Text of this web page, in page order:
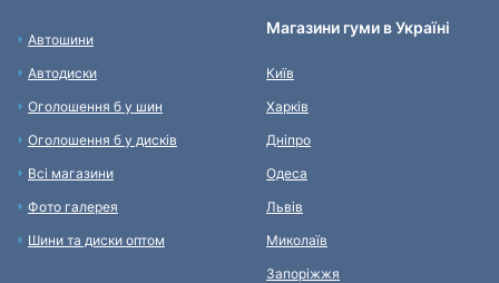
Автошини
Автодиски
Оголошення б у шин
Оголошення б у дисків
Всі магазини
Фото галерея
Шини та диски оптом
Магазини гуми в Україні
Київ
Харків
Дніпро
Одеса
Львів
Миколаїв
Запоріжжя